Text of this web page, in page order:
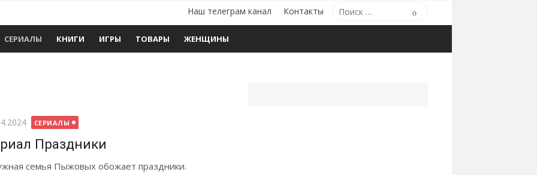
Поиск
по:
Наш телеграм канал Контакты
СЕРИАЛЫ КНИГИ ИГРЫ ТОВАРЫ ЖЕНЩИНЫ
СЕРИАЛЫ
Праздники
семья Пыжовых обожает праздники.